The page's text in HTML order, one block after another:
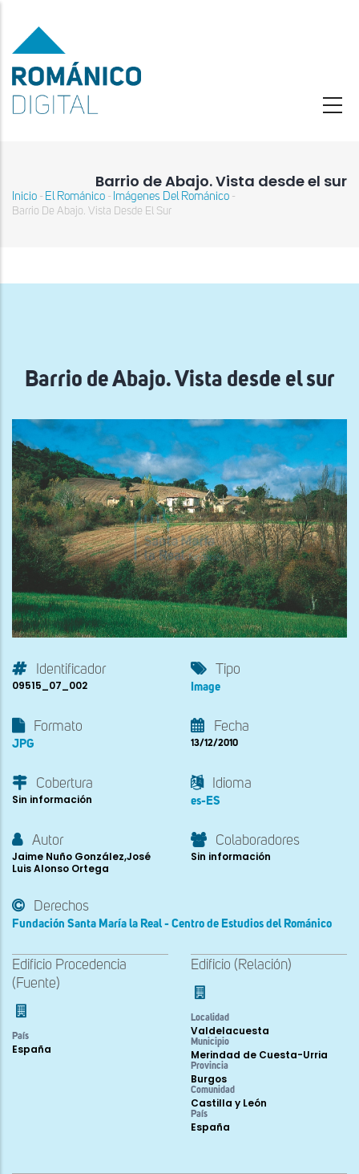
contenido
principal
Barrio de Abajo. Vista desde el sur
Sobrescribir
ayuda
Inicio - El Románico - Imágenes Del Románico -
Barrio De Abajo. Vista Desde El Sur
Barrio de Abajo. Vista desde el sur
Identificador
09515_07_002
Tipo
Image
Formato
JPG
Fecha
13/12/2010
Cobertura
Sin información
Idioma
es-ES
Autor
Jaime Nuño González,José
Luis Alonso Ortega
Colaboradores
Sin información
Derechos
Fundación Santa María la Real - Centro de Estudios del Románico
Edificio Procedencia
(Fuente)
País
España
Edificio (Relación)
Localidad
Valdelacuesta
Municipio
Merindad de Cuesta-Urria
Provincia
Burgos
Comunidad
Castilla y León
País
España